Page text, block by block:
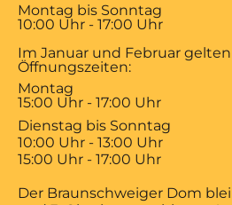
Montag bis Sonntag
10:00 Uhr - 17:00 Uhr
Im Januar und Februar
Öffnungszeiten:
Montag
15:00 Uhr - 17:00 Uhr
Dienstag bis Sonntag
10:00 Uhr - 13:00 Uhr
15:00 Uhr - 17:00 Uhr
Der Braunschweiger Dom